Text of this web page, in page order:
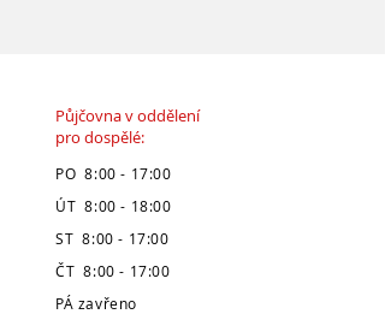
Půjčovna v oddělení
pro dospělé:
PO 8:00 - 17:00
ÚT 8:00 - 18:00
ST 8:00 - 17:00
ČT 8:00 - 17:00
PÁ zavřeno